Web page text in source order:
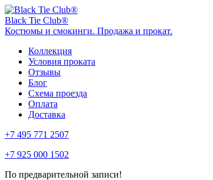
Black Tie Club®
Костюмы и смокинги. Продажа и прокат.
Коллекция
Условия проката
Отзывы
Блог
Схема проезда
Оплата
Доставка
+7 495 771 2507
+7 925 000 1502
По предварительной записи!